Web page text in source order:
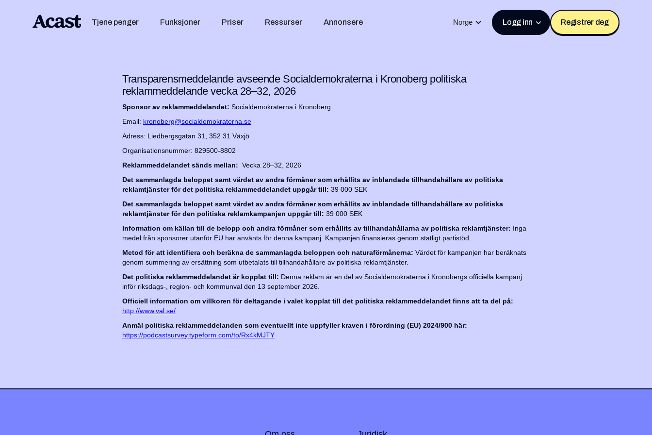
Tjene penger Funksjoner Priser Ressurser Annonsere Norge Logg inn Registrer deg
Transparensmeddelande avseende Socialdemokraterna i Kronoberg politiska
reklammeddelande vecka 28–32, 2026
Sponsor av reklammeddelandet: Socialdemokraterna i Kronoberg
Email: kronoberg@socialdemokraterna.se
Adress: Liedbergsgatan 31, 352 31 Växjö
Organisationsnummer: 829500-8802
Reklammeddelandet sänds mellan: Vecka 28–32, 2026
Det sammanlagda beloppet samt värdet av andra förmåner som erhållits av inblandade tillhandahållare av politiska
reklamtjänster för det politiska reklammeddelandet uppgår till: 39 000 SEK
Det sammanlagda beloppet samt värdet av andra förmåner som erhållits av inblandade tillhandahållare av politiska
reklamtjänster för den politiska reklamkampanjen uppgår till: 39 000 SEK
Information om källan till de belopp och andra förmåner som erhållits av tillhandahållarna av politiska reklamtjänster: Inga
medel från sponsorer utanför EU har använts för denna kampanj. Kampanjen finansieras genom statligt partistöd.
Metod för att identifiera och beräkna de sammanlagda beloppen och naturaförmånerna: Värdet för kampanjen har beräknats
genom summering av ersättning som utbetalats till tillhandahållare av politiska reklamtjänster.
Det politiska reklammeddelandet är kopplat till: Denna reklam är en del av Socialdemokraterna i Kronobergs officiella kampanj
inför riksdags-, region- och kommunval den 13 september 2026.
Officiell information om villkoren för deltagande i valet kopplat till det politiska reklammeddelandet finns att ta del på:
http://www.val.se/
Anmäl politiska reklammeddelanden som eventuellt inte uppfyller kraven i förordning (EU) 2024/900 här:
https://podcastsurvey.typeform.com/to/Rx4kMJTY